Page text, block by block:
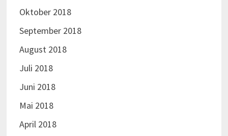
Oktober 2018
September 2018
August 2018
Juli 2018
Juni 2018
Mai 2018
April 2018